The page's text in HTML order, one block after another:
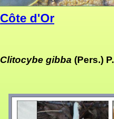
Côte d'Or
Clitocybe gibba (Pers.)